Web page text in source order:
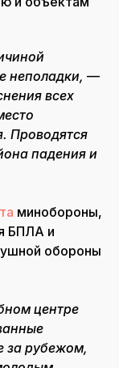
неполадки, —
всех
Проводятся
падения и
минобороны,
БПЛА и
обороны
центре
за рубежом,